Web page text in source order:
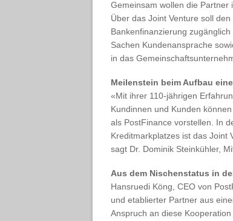
Gemeinsam wollen die Partner
Über das Joint Venture soll
Bankenfinanzierung
Sachen Kundenansprache
in das
Meilenstein beim Aufbau
«Mit ihrer 110-jährigen
Kundinnen und Kunden
als PostFinance vorstellen. In
Kreditmarkplatzes ist das Joint
sagt Dr. Dominik Steinkühler,
Aus dem Nischenstatus in
Hansruedi Köng, CEO von
und etablierter Partner aus
Anspruch an diese